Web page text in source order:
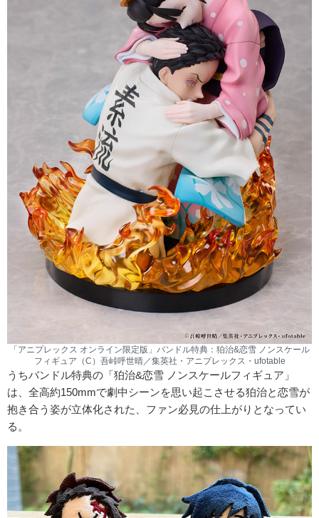
「アニプレックス オンライン限定版」バンドル特典：狛治&恋雪 ノンスケール
フィギュア（C）吾峠呼世晴／集英社・アニプレックス・ufotable
うちバンドル特典の「狛治&恋雪 ノンスケールフィギュア」
は、全高約150mmで劇中シーンを思い起こさせる狛治と恋雪が
抱き合う姿が立体化された、ファン必見の仕上がりとなってい
る。